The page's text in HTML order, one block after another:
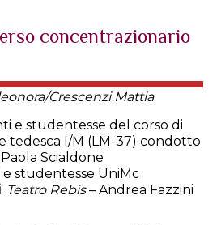
concentrazionario
Crescenzi Mattia
e studentesse del corso di
tedesca I/M (LM-37) condotto
Scialdone
studentesse UniMc
: Teatro Rebis– Andrea Fazzini